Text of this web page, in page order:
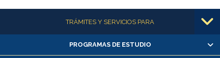
Más informaciónTRÁMITES Y SERVICIOS PARA
Alumnas/os y exalumnas/os
PROGRAMAS DE ESTUDIO